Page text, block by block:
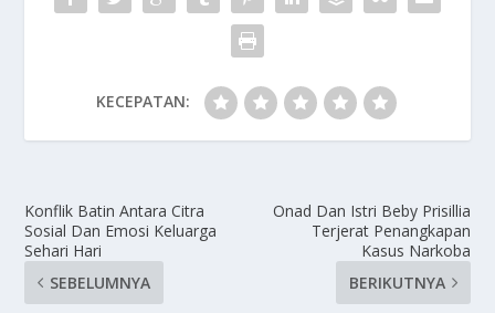
KECEPATAN:
Konflik Batin Antara Citra
Sosial Dan Emosi Keluarga
Sehari Hari
SEBELUMNYA
Onad Dan Istri Beby Prisillia
Terjerat Penangkapan
Kasus Narkoba
BERIKUTNYA